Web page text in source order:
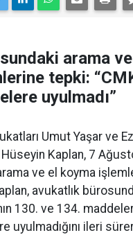
arama ve
tepki:
uyulmadı”
Umut Yaşar ve
Hüseyin Kaplan, 7
ve el koyma
avukatlık
130. ve 134.
uyulmadığını ileri